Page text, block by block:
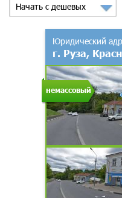
Начать с дешевых
немассовый
Юридический
г. Руза,